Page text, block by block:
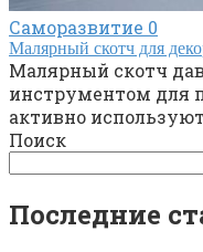
Саморазвитие 0
Малярный скотч для
Малярный скотч
инструментом для
активно используют
Поиск
Последние